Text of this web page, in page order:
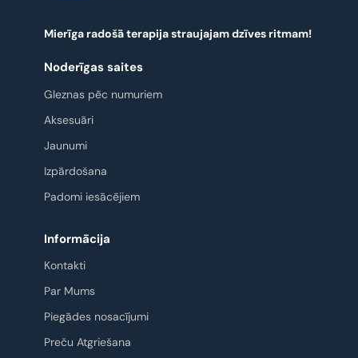
Mierīga radošā terapija straujajam dzīves ritmam!
Noderīgas saites
Gleznas pēc numuriem
Aksesuāri
Jaunumi
Izpārdošana
Padomi iesācējiem
Informācija
Kontakti
Par Mums
Piegādes nosacījumi
Preču Atgriešana